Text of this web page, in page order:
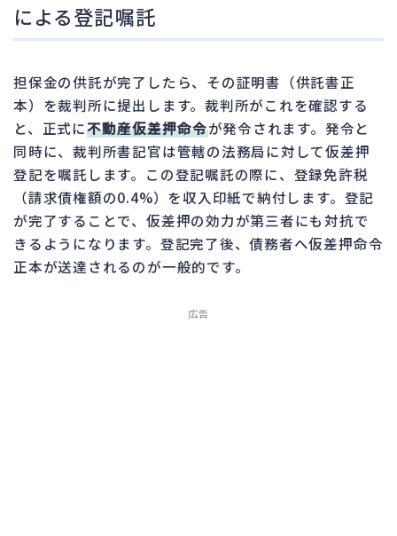
による登記嘱託
担保金の供託が完了したら、その証明書（供託書正
本）を裁判所に提出します。裁判所がこれを確認する
と、正式に不動産仮差押命令が発令されます。発令と
同時に、裁判所書記官は管轄の法務局に対して仮差押
登記を嘱託します。この登記嘱託の際に、登録免許税
（請求債権額の0.4%）を収入印紙で納付します。登記
が完了することで、仮差押の効力が第三者にも対抗で
きるようになります。登記完了後、債務者へ仮差押命令
正本が送達されるのが一般的です。
広告